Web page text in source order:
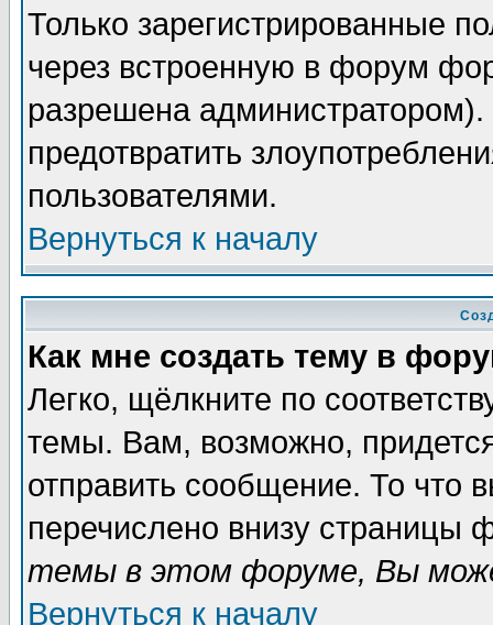
Только зарегистрированные
через встроенную в форум
разрешена
предотвратить
пользователями.
Вернуться к началу
Как мне создать тему в
Легко, щёлкните по
темы. Вам, возможно,
отправить сообщение. То что
перечислено внизу страницы
темы в этом форуме, Вы
Вернуться к началу